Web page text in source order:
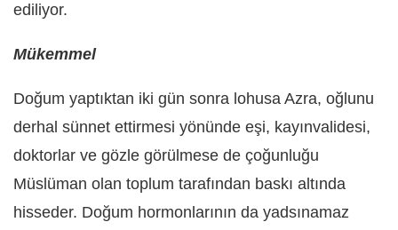
ediliyor.
Mükemmel
Doğum yaptıktan iki gün sonra lohusa Azra, oğlunu
derhal sünnet ettirmesi yönünde eşi, kayınvalidesi,
doktorlar ve gözle görülmese de çoğunluğu
Müslüman olan toplum tarafından baskı altında
hisseder. Doğum hormonlarının da yadsınamaz